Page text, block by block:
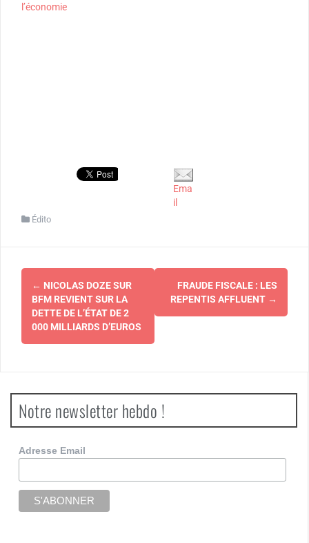
l’économie
Ema
il
Édito
Navigation
d'article
← NICOLAS DOZE SUR
BFM REVIENT SUR LA
DETTE DE L’ÉTAT DE 2
000 MILLIARDS D’EUROS
FRAUDE FISCALE : LES
REPENTIS AFFLUENT →
Notre newsletter hebdo !
Adresse Email